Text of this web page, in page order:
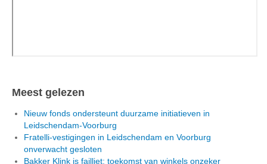
Meest gelezen
Nieuw fonds ondersteunt duurzame initiatieven in
Leidschendam-Voorburg
Fratelli-vestigingen in Leidschendam en Voorburg
onverwacht gesloten
Bakker Klink is failliet: toekomst van winkels onzeker